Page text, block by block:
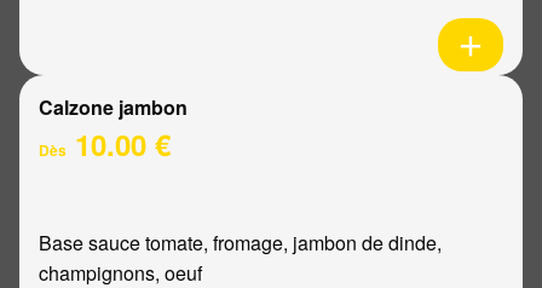
Calzone jambon
Dès 10.00 €
Base sauce tomate, fromage, jambon de dinde,
champignons, oeuf